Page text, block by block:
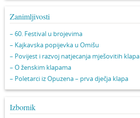
Zanimljivosti
– 60. Festival u brojevima
– Kajkavska popijevka u Omišu
– Povijest i razvoj natjecanja mješovitih klapa
– O ženskim klapama
– Poletarci iz Opuzena – prva dječja klapa
Izbornik